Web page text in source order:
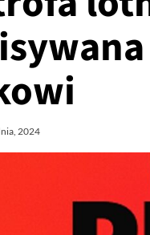
2024